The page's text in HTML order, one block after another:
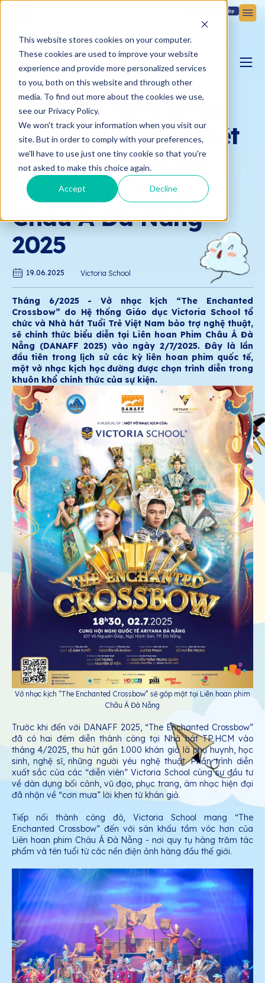
This website stores cookies on your computer.
These cookies are used to improve your website
experience and provide more personalized services
to you, both on this website and through other
media. To find out more about the cookies we use,
see our Privacy Policy.
We won't track your information when you visit our
site. But in order to comply with your preferences,
we'll have to use just one tiny cookie so that you're
not asked to make this choice again.
Accept Decline
Đăng nhập
TIN TỨC
BLOG YÊU CON
BẢN TIN VICTORIA
Lần đầu tiên: Nhạc
kịch học đường Việt
Nam góp mặt tại
Liên hoan Phim
Châu Á Đà Nẵng
2025
19.06.2025 Victoria School
Tháng 6/2025 - Vở nhạc kịch “The Enchanted
Crossbow” do Hệ thống Giáo dục Victoria School tổ
chức và Nhà hát Tuổi Trẻ Việt Nam bảo trợ nghệ thuật,
sẽ chính thức biểu diễn tại Liên hoan Phim Châu Á Đà
Nẵng (DANAFF 2025) vào ngày 2/7/2025. Đây là lần
đầu tiên trong lịch sử các kỳ liên hoan phim quốc tế,
một vở nhạc kịch học đường được chọn trình diễn trong
khuôn khổ chính thức của sự kiện.
Vở nhạc kịch “The Enchanted Crossbow” sẽ góp mặt tại Liên hoan phim
Châu Á Đà Nẵng
Trước khi đến với DANAFF 2025, “The Enchanted Crossbow”
đã có hai đêm diễn thành công tại Nhà hát TP.HCM vào
tháng 4/2025, thu hút gần 1.000 khán giả là phụ huynh, học
sinh, nghệ sĩ, những người yêu nghệ thuật. Phần trình diễn
xuất sắc của các “diễn viên” Victoria School cùng sự đầu tư
về dàn dựng bối cảnh, vũ đạo, phục trang, âm nhạc hiện đại
đã nhận về “cơn mưa” lời khen từ khán giả.
Tiếp nối thành công đó, Victoria School mang “The
Enchanted Crossbow” đến với sân khấu tầm vóc hơn của
Liên hoan phim Châu Á Đà Nẵng - nơi quy tụ hàng trăm tác
phẩm và tên tuổi từ các nền điện ảnh hàng đầu thế giới.